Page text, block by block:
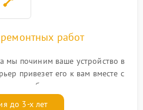
работ
мы починим ваше устройство в
привезет его к вам вместе с
бесплатно
до 3-х лет